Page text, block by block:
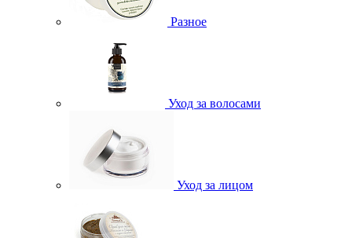
Разное
Уход за волосами
Уход за лицом